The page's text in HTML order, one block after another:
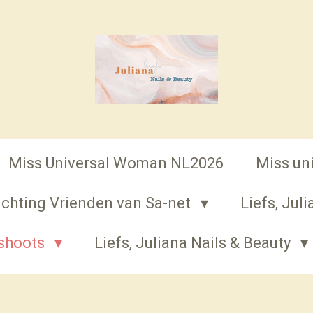
Miss Universal Woman NL2026 Miss
Vrienden van Sa-net Liefs,
Liefs, Juliana Nails & Beauty